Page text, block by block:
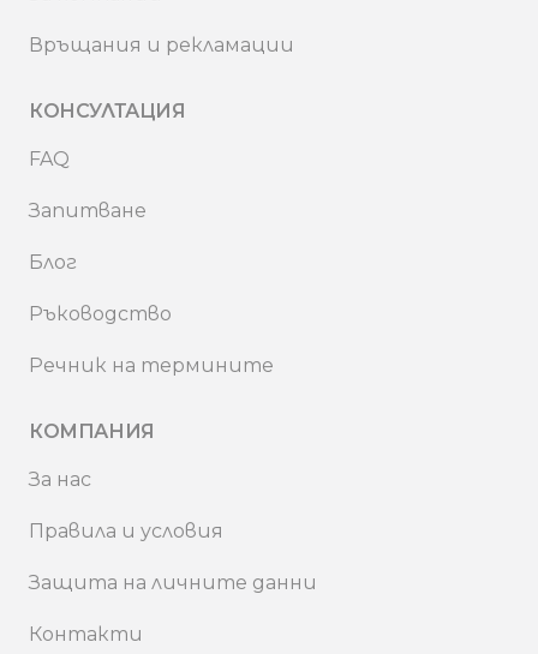
Връщания и рекламации
КОНСУЛТАЦИЯ
FAQ
Запитване
Блог
Ръководство
Речник на термините
КОМПАНИЯ
За нас
Правила и условия
Защита на личните данни
Контакти